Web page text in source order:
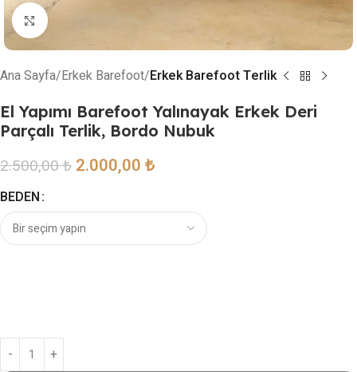
Resmi büyütmek için tıklayın
Ana Sayfa Erkek Barefoot Erkek Barefoot Terlik
El Yapımı Barefoot Yalınayak Erkek Deri
Parçalı Terlik, Bordo Nubuk
2.500,00₺ 2.000,00₺
BEDEN